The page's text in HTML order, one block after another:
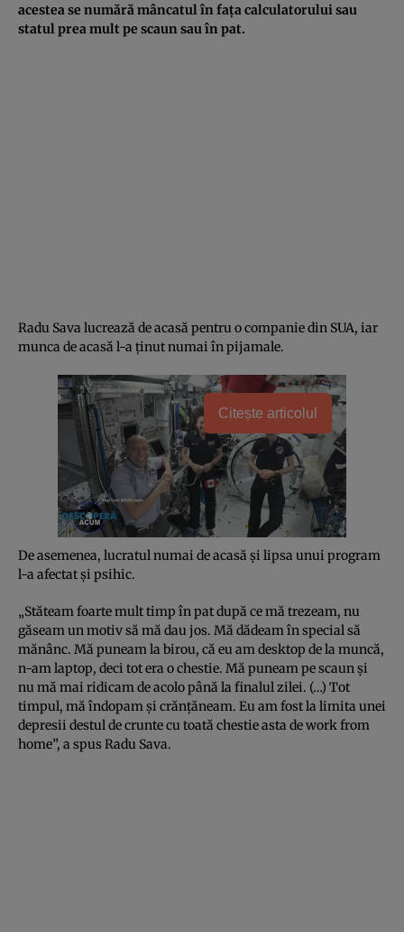
acestea se numără mâncatul în fața calculatorului sau
statul prea mult pe scaun sau în pat.
Radu Sava lucrează de acasă pentru o companie din SUA, iar
munca de acasă l-a ţinut numai în pijamale.
Citește articolul
De asemenea, lucratul numai de acasă şi lipsa unui program
l-a afectat şi psihic.
„Stăteam foarte mult timp în pat după ce mă trezeam, nu
găseam un motiv să mă dau jos. Mă dădeam în special să
mănânc. Mă puneam la birou, că eu am desktop de la muncă,
n-am laptop, deci tot era o chestie. Mă puneam pe scaun şi
nu mă mai ridicam de acolo până la finalul zilei. (…) Tot
timpul, mă îndopam şi crănţăneam. Eu am fost la limita unei
depresii destul de crunte cu toată chestie asta de work from
home”, a spus Radu Sava.